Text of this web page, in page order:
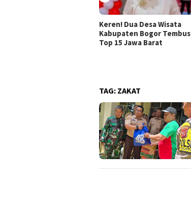
Keren! Dua Desa Wisata
Kabupaten Bogor Tembus
Top 15 Jawa Barat
TAG: ZAKAT